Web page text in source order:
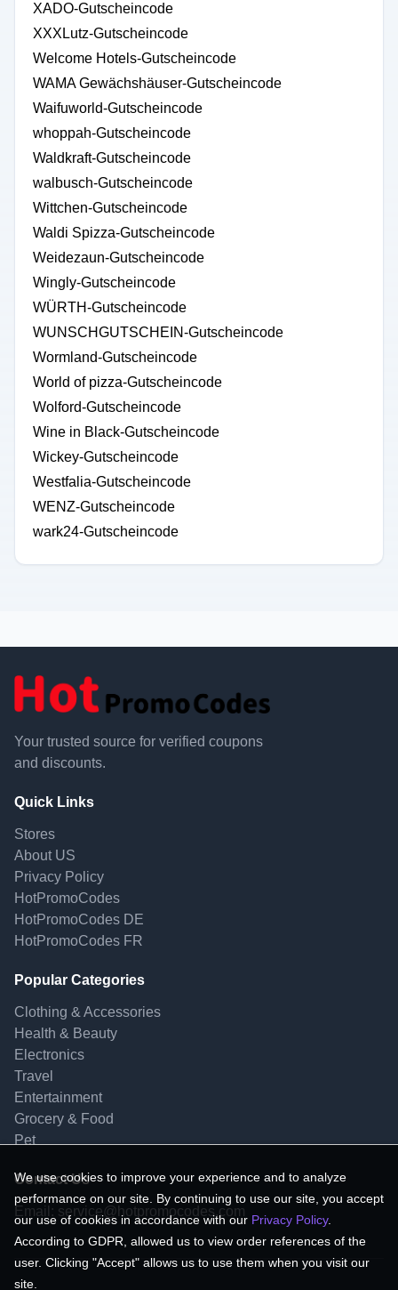
XADO-Gutscheincode
XXXLutz-Gutscheincode
Welcome Hotels-Gutscheincode
WAMA Gewächshäuser-Gutscheincode
Waifuworld-Gutscheincode
whoppah-Gutscheincode
Waldkraft-Gutscheincode
walbusch-Gutscheincode
Wittchen-Gutscheincode
Waldi Spizza-Gutscheincode
Weidezaun-Gutscheincode
Wingly-Gutscheincode
WÜRTH-Gutscheincode
WUNSCHGUTSCHEIN-Gutscheincode
Wormland-Gutscheincode
World of pizza-Gutscheincode
Wolford-Gutscheincode
Wine in Black-Gutscheincode
Wickey-Gutscheincode
Westfalia-Gutscheincode
WENZ-Gutscheincode
wark24-Gutscheincode
Your trusted source for verified coupons
and discounts.
Quick Links
Stores
About US
Privacy Policy
HotPromoCodes
HotPromoCodes DE
HotPromoCodes FR
Popular Categories
Clothing & Accessories
Health & Beauty
Electronics
Travel
Entertainment
Grocery & Food
Pet
Contact Us
Email: service@hotpromocodes.com
We use cookies to improve your experience and to analyze
performance on our site. By continuing to use our site, you accept
our use of cookies in accordance with our Privacy Policy.
According to GDPR, allowed us to view order references of the
user. Clicking "Accept" allows us to use them when you visit our
site.